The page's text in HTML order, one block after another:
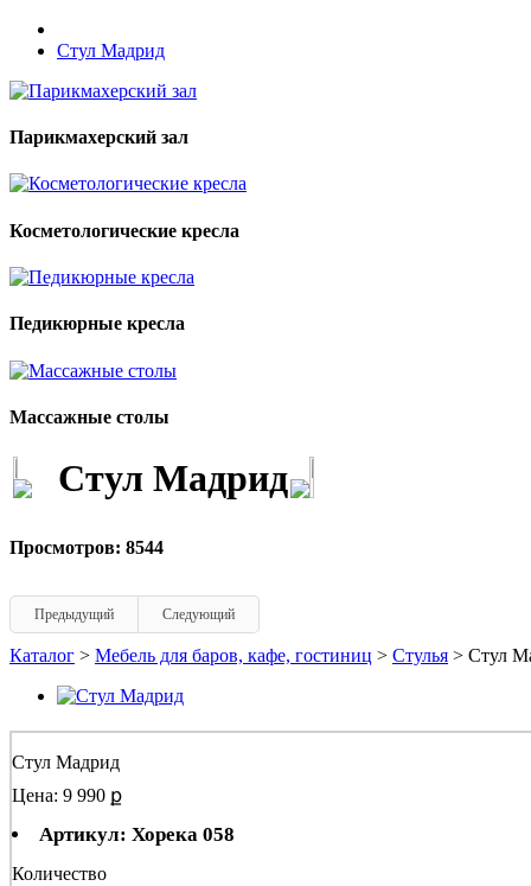
Стул Мадрид
Парикмахерский зал
Косметологические кресла
Педикюрные кресла
Массажные столы
Стул Мадрид
Просмотров: 8544
Предыдущий Следующий
Каталог > Мебель для баров, кафе, гостиниц > Стулья > Стул
Стул Мадрид
Цена: 9 990 ք
Артикул: Хорека 058
Количество